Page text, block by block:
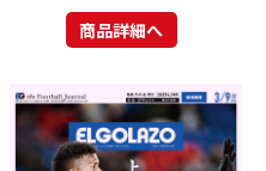
商品詳細へ